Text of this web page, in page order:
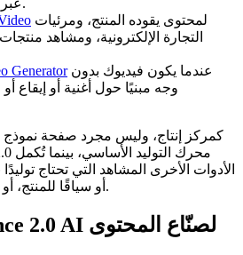
عبر أنماط فيديو متعددة.
التجارة الإلكترونية، ومشاهد
Generatorعندما يكون فيديوك بدون
وجه مبنيًا حول أغنية أو إيقاع
الأدوات الأخرى المشاهد التي تحتاج
أو سياقًا للمنتج، أو تحريرًا يضع الموسيقى أولًا.
سير عمل Seedance 2.0 AI لصنّاع المحتوى